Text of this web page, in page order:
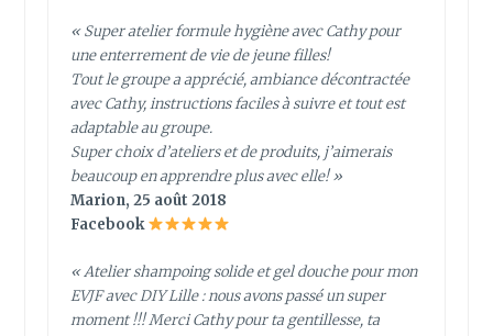
« Super atelier formule hygiène avec Cathy pour
une enterrement de vie de jeune filles!
Tout le groupe a apprécié, ambiance décontractée
avec Cathy, instructions faciles à suivre et tout est
adaptable au groupe.
Super choix d’ateliers et de produits, j’aimerais
beaucoup en apprendre plus avec elle! »
Marion, 25 août 2018
Facebook
« Atelier shampoing solide et gel douche pour mon
EVJF avec DIY Lille : nous avons passé un super
moment !!! Merci Cathy pour ta gentillesse, ta